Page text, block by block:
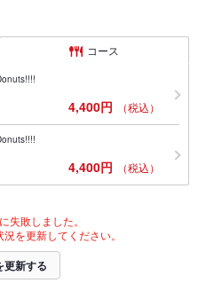
コース
4,400円 （税込）
4,400円 （税込）
失敗しました。
を更新してください。
更新する